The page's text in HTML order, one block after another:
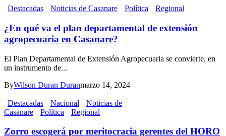
Destacadas Noticias de Casanare Política Regional
¿En qué va el plan departamental de extensión
agropecuaria en Casanare?
El Plan Departamental de Extensión Agropecuaria se convierte, en
un instrumento de...
ByWilson Duran Duranmarzo 14, 2024
Destacadas Nacional
Noticias de
Casanare
Política Regional
Zorro escogerá por meritocracia gerentes del HORO